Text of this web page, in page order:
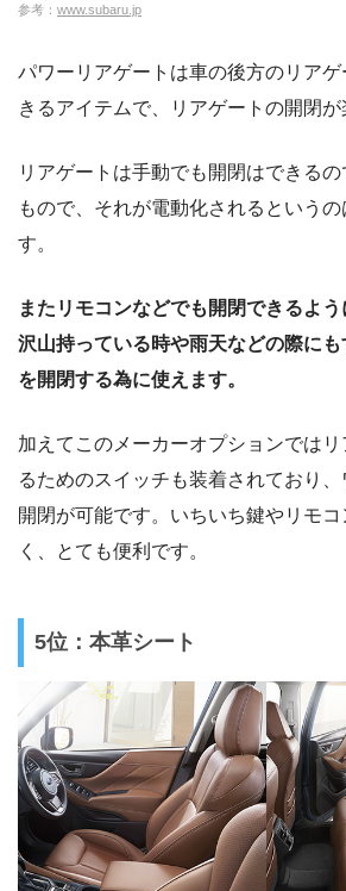
参考： www.subaru.jp
パワーリアゲートは車の後方のリア
きるアイテムで、リアゲートの開閉が
リアゲートは手動でも開閉はできる
もので、それが電動化されるという
す。
またリモコンなどでも開閉できるよ
沢山持っている時や雨天などの際に
を開閉する為に使えます。
加えてこのメーカーオプションでは
るためのスイッチも装着されており
開閉が可能です。いちいち鍵やリモ
く、とても便利です。
5位：本革シート